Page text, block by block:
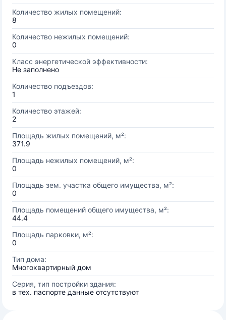
Количество жилых помещений:
8
Количество нежилых помещений:
0
Класс энергетической эффективности:
Не заполнено
Количество подъездов:
1
Количество этажей:
2
Площадь жилых помещений, м²:
371.9
Площадь нежилых помещений, м²:
0
Площадь зем. участка общего имущества, м²:
0
Площадь помещений общего имущества, м²:
44.4
Площадь парковки, м²:
0
Тип дома:
Многоквартирный дом
Серия, тип постройки здания:
в тех. паспорте данные отсутствуют